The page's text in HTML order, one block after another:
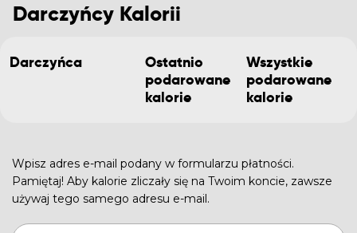
Darczyńcy Kalorii
Darczyńca
Ostatnio
podarowane
kalorie
Wszystkie
podarowane
kalorie
Wpisz adres e-mail podany w formularzu płatności.
Pamiętaj! Aby kalorie zliczały się na Twoim koncie, zawsze
używaj tego samego adresu e-mail.